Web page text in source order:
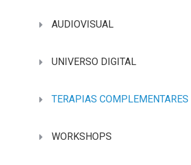
AUDIOVISUAL
UNIVERSO DIGITAL
TERAPIAS COMPLEMENTARES
WORKSHOPS